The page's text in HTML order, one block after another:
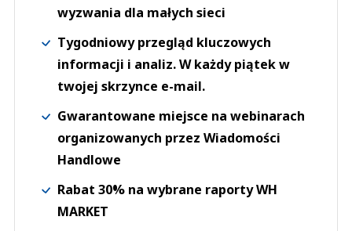
wyzwania dla małych sieci
Tygodniowy przegląd kluczowych
informacji i analiz. W każdy piątek w
twojej skrzynce e-mail.
Gwarantowane miejsce na webinarach
organizowanych przez Wiadomości
Handlowe
Rabat 30% na wybrane raporty WH
MARKET